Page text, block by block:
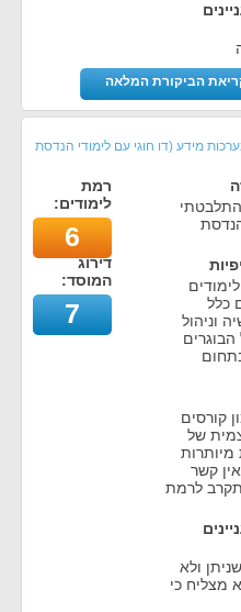
הביקורת המלאה
מידע (דו חוגי עם לימודי הנדסת
שהתלבטתי
כלל
וניהול
קורסים
של
מיותרות
קשר
לרמת
ולא
מצליח כי
רמת
לימודים:
6
דירוג
המוסד:
7